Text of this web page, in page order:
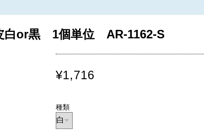
or黒 1個単位 AR-1162-S
¥1,716
種類